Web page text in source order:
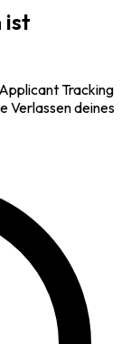
ist
Tracking
Verlassen deines